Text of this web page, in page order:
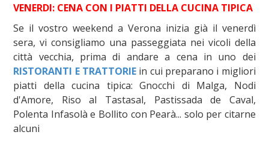
VENERDI: CENA CON I PIATTI DELLA CUCINA TIPICA
Se il vostro weekend a Verona inizia già il venerdì
sera, vi consigliamo una passeggiata nei vicoli della
città vecchia, prima di andare a cena in uno dei
RISTORANTI E TRATTORIE in cui preparano i migliori
piatti della cucina tipica: Gnocchi di Malga, Nodi
d'Amore, Riso al Tastasal, Pastissada de Caval,
Polenta Infasolà e Bollito con Pearà... solo per citarne
alcuni